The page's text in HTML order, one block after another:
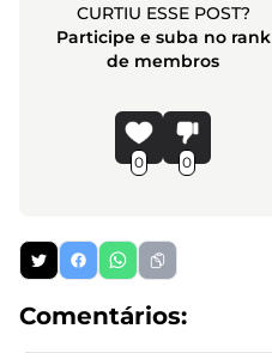
CURTIU ESSE POST?
Participe e suba no rank
de membros
0 0
Comentários: